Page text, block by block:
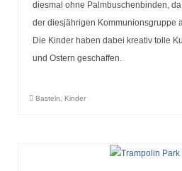
diesmal ohne Palmbuschenbinden,
der diesjährigen Kommunionsgruppe
Die Kinder haben dabei kreativ tolle
und Ostern geschaffen.
Basteln, Kinder